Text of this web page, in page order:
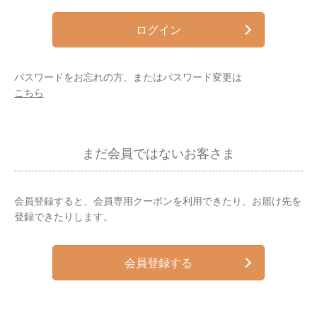
ログイン
パスワードをお忘れの方、またはパスワード変更は
こちら
まだ会員ではないお客さま
会員登録すると、会員専用クーポンを利用できたり、お届け先を
登録できたりします。
会員登録する